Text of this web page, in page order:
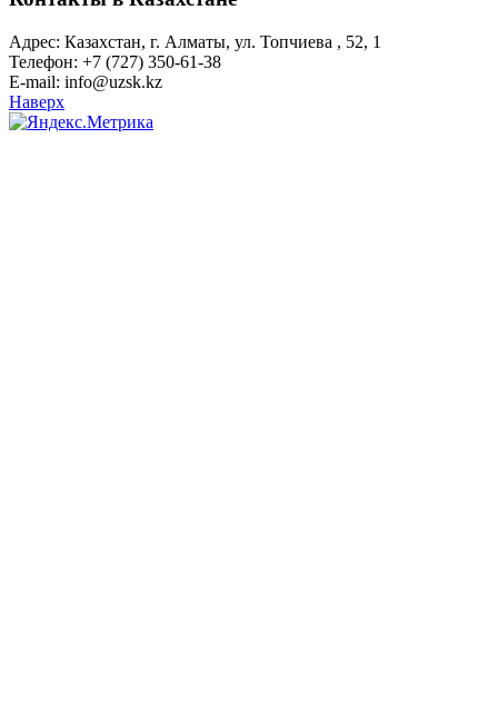
Адрес: Казахстан, г. Алматы, ул. Топчиева , 52, 1
Телефон: +7 (727) 350-61-38
E-mail: info@uzsk.kz
Наверх